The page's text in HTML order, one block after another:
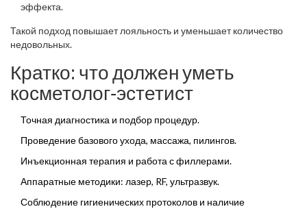
эффекта.
Такой подход повышает лояльность и уменьшает количество
недовольных.
Кратко: что должен уметь
косметолог‑эстетист
Точная диагностика и подбор процедур.
Проведение базового ухода, массажа, пилингов.
Инъекционная терапия и работа с филлерами.
Аппаратные методики: лазер, RF, ультразвук.
Соблюдение гигиенических протоколов и наличие